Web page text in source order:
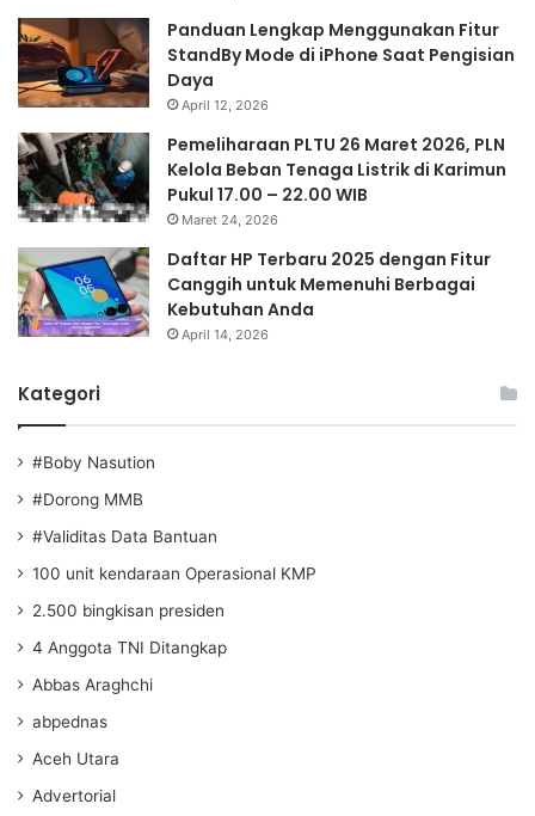
Panduan Lengkap Menggunakan Fitur
StandBy Mode di iPhone Saat Pengisian
Daya
April 12, 2026
Pemeliharaan PLTU 26 Maret 2026, PLN
Kelola Beban Tenaga Listrik di Karimun
Pukul 17.00 – 22.00 WIB
Maret 24, 2026
Daftar HP Terbaru 2025 dengan Fitur
Canggih untuk Memenuhi Berbagai
Kebutuhan Anda
April 14, 2026
Kategori
#Boby Nasution
#Dorong MMB
#Validitas Data Bantuan
100 unit kendaraan Operasional KMP
2.500 bingkisan presiden
4 Anggota TNI Ditangkap
Abbas Araghchi
abpednas
Aceh Utara
Advertorial